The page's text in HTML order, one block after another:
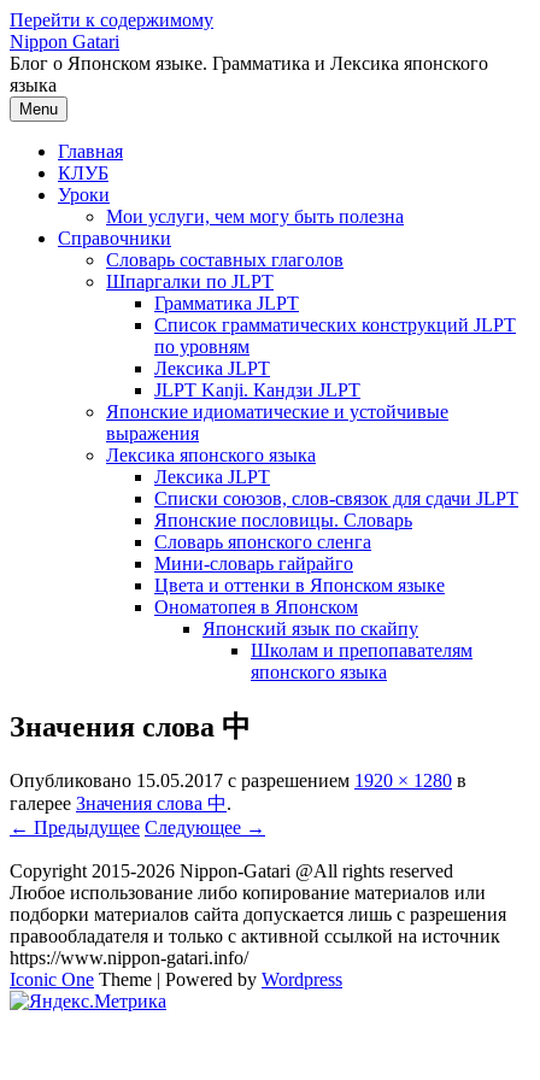
Перейти к содержимому
Nippon Gatari
Блог о Японском языке. Грамматика и Лексика японского
языка
Menu
Главная
КЛУБ
Уроки
Мои услуги, чем могу быть полезна
Справочники
Словарь составных глаголов
Шпаргалки по JLPT
Грамматика JLPT
Список грамматических конструкций JLPT
по уровням
Лексика JLPT
JLPT Kanji. Кандзи JLPT
Японские идиоматические и устойчивые
выражения
Лексика японского языка
Лексика JLPT
Списки союзов, слов-связок для сдачи JLPT
Японские пословицы. Словарь
Словарь японского сленга
Мини-словарь гайрайго
Цвета и оттенки в Японском языке
Ономатопея в Японском
Японский язык по скайпу
Школам и препопавателям
японского языка
Значения слова 中
Опубликовано 15.05.2017 с разрешением 1920 × 1280 в
галерее Значения слова 中.
← Предыдущее Следующее →
Copyright 2015-2026 Nippon-Gatari @All rights reserved
Любое использование либо копирование материалов или
подборки материалов сайта допускается лишь с разрешения
правообладателя и только с активной ссылкой на источник
https://www.nippon-gatari.info/
Iconic One Theme | Powered by Wordpress